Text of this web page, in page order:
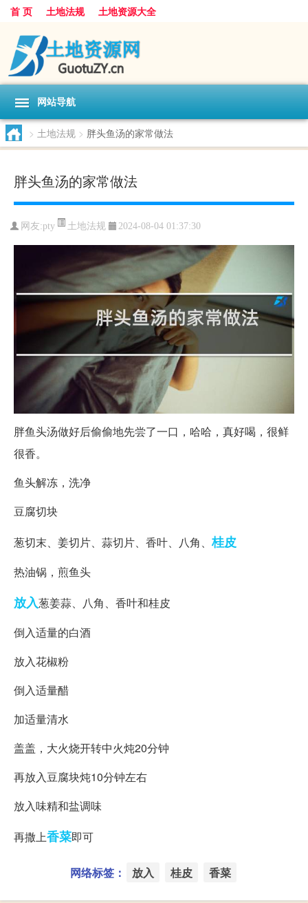
首 页 土地法规 土地资源大全
网站导航
> 土地法规 > 胖头鱼汤的家常做法
胖头鱼汤的家常做法
网友:pty 土地法规 2024-08-04 01:37:30
胖鱼头汤做好后偷偷地先尝了一口，哈哈，真好喝，很鲜
很香。
鱼头解冻，洗净
豆腐切块
葱切末、姜切片、蒜切片、香叶、八角、桂皮
热油锅，煎鱼头
放入葱姜蒜、八角、香叶和桂皮
倒入适量的白酒
放入花椒粉
倒入适量醋
加适量清水
盖盖，大火烧开转中火炖20分钟
再放入豆腐块炖10分钟左右
放入味精和盐调味
再撒上香菜即可
网络标签： 放入 桂皮 香菜